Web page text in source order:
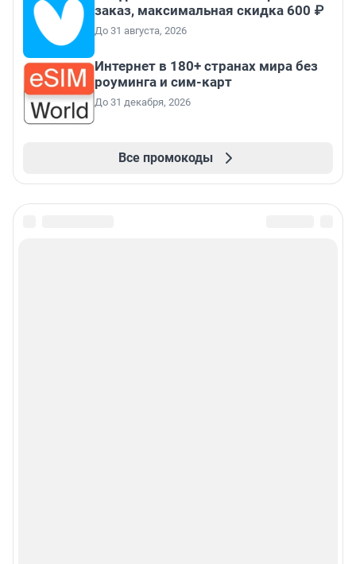
заказ, максимальная скидка 600 ₽
До 31 августа, 2026
Интернет в 180+ странах мира без
роуминга и сим-карт
До 31 декабря, 2026
Все промокоды